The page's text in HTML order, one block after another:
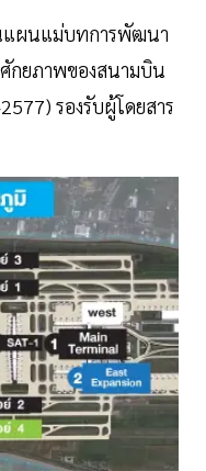
แผนแม่บทการพัฒนา
กยภาพของสนามบิน
รองรับผู้โดยสาร